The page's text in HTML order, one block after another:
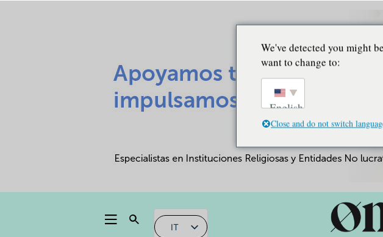
IT
We've detected you might
want to change to:
English
Close and do not switch